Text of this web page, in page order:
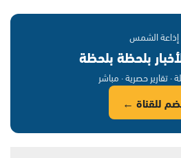
إذاعة الشمس
بلحظة بلحظة
· تقارير حصرية · مباشر
للقناة ←